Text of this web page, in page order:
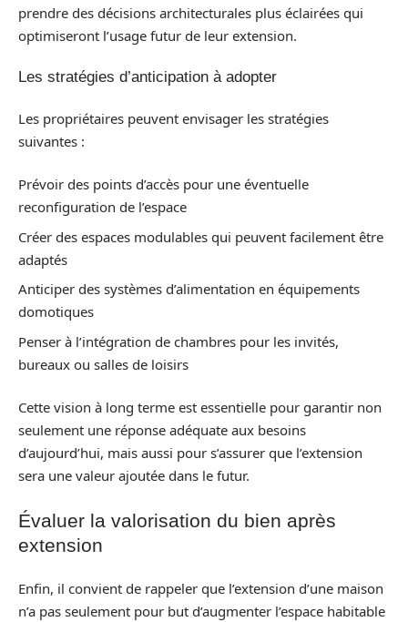
prendre des décisions architecturales plus éclairées qui
optimiseront l’usage futur de leur extension.
Les stratégies d’anticipation à adopter
Les propriétaires peuvent envisager les stratégies
suivantes :
Prévoir des points d’accès pour une éventuelle
reconfiguration de l’espace
Créer des espaces modulables qui peuvent facilement être
adaptés
Anticiper des systèmes d’alimentation en équipements
domotiques
Penser à l’intégration de chambres pour les invités,
bureaux ou salles de loisirs
Cette vision à long terme est essentielle pour garantir non
seulement une réponse adéquate aux besoins
d’aujourd’hui, mais aussi pour s’assurer que l’extension
sera une valeur ajoutée dans le futur.
Évaluer la valorisation du bien après
extension
Enfin, il convient de rappeler que l’extension d’une maison
n’a pas seulement pour but d’augmenter l’espace habitable